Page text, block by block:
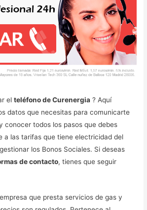
elteléfono de Curenergia ? Aquí
datos que necesitas para comunicarte
conocer todos los pasos que debes
a las tarifas que tiene electricidad del
los Bonos Sociales. Si deseas
de contacto, tienes que seguir
que presta servicios de gas y